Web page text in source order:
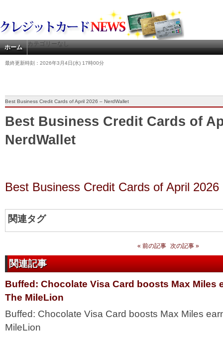
ホーム カテゴリーなし
最終更新時刻：2026年3月4日(水) 17時00分
Best Business Credit Cards of April 2026 – NerdWallet
Best Business Credit Cards of
NerdWallet
Best Business Credit Cards of April 2026
関連タグ
« 前の記事 次の記事 »
関連記事
Buffed: Chocolate Visa Card boosts Max Miles
The MileLion
Buffed: Chocolate Visa Card boosts Max Miles
MileLion